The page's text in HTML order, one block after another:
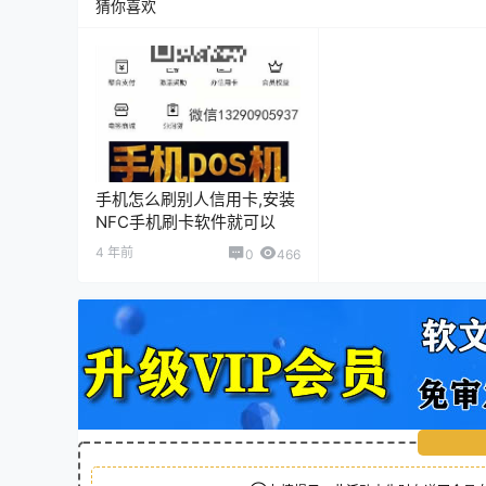
猜你喜欢
手机怎么刷别人信用卡,安装
NFC手机刷卡软件就可以
4 年前 0 466